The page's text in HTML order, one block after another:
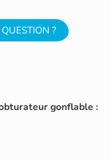
?
gonflable :